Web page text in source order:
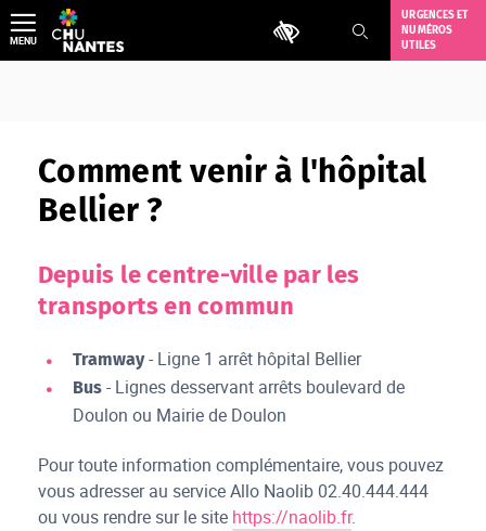
Aller
au
contenu
Outils d'accessibilité
URGENCES ET
NUMÉROS
UTILES
MENU
Comment venir à l'hôpital
Bellier ?
Depuis le centre-ville par les
transports en commun
Tramway- Ligne 1 arrêt hôpital Bellier
Bus - Lignes desservant arrêts boulevard de
Doulon ou Mairie de Doulon
Pour toute information complémentaire, vous pouvez
vous adresser au service Allo Naolib 02.40.444.444
ou vous rendre sur le site https://naolib.fr.